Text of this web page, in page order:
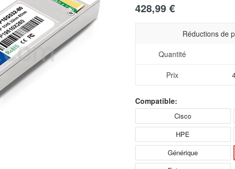
428,99 €
Réductions de
Quantité
Prix
Compatible:
Cisco
HPE
Générique